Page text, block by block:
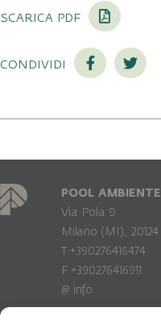
scarica pdf
condividi
POOL AMBIENTE
Via Pola 9
Milano (MI), 20124
T +390276416474
F +390276416911
@ info